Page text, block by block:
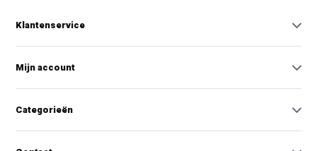
Klantenservice
Mijn account
Categorieën